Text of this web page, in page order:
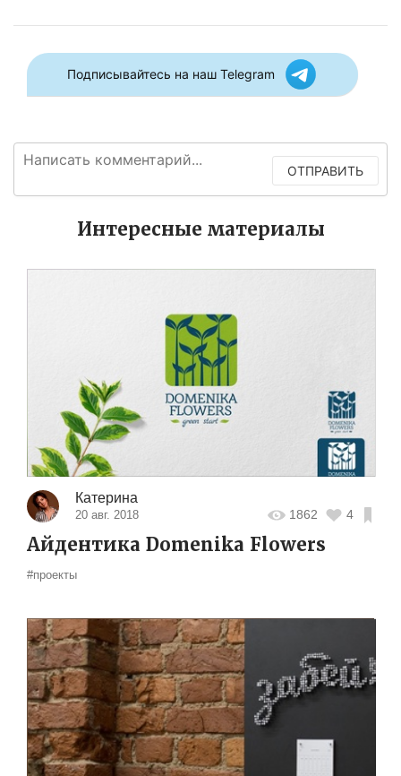
Подписывайтесь на наш Telegram
ОТПРАВИТЬ
Интересные материалы
Катерина
20 авг. 2018 1862 4
Айдентика Domenika Flowers
#проекты